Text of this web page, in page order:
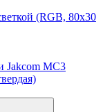
(RGB, 80x30